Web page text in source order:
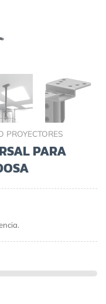
PROYECTORES
PARA